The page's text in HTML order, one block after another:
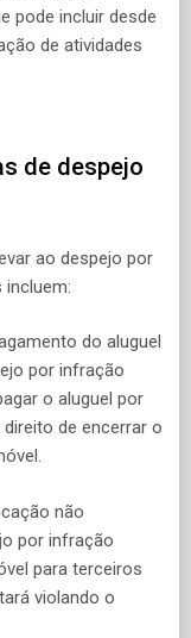
pode incluir desde
de atividades
de despejo
ao despejo por
do aluguel
por infração
o aluguel por
de encerrar o
não
por infração
para terceiros
violando o